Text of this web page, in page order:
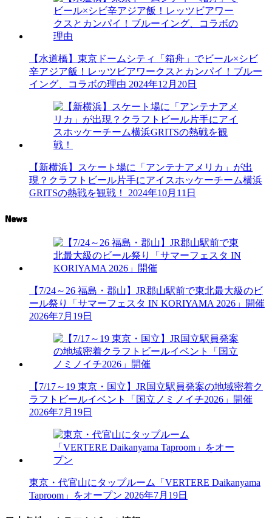
【水道橋】東京ドームシティ「箱舟」でビール×シビ
辛アジア飯！レッツビアワークスとカンパイ！ブルー
イング、コラボの理由 2024年12月20日
【新横浜】スケート場に「アンテナアメリカ」が出
現？クラフトビール片手にアイスホッケーチーム横浜
GRITSの熱戦を観戦！
2024年10月11日
News
【7/24～26 福島・郡山】JR郡山駅前で東北最大級のビ
ール祭り「サマーフェスタ IN KORIYAMA 2026」開催
2026年7月19日
【7/17～19 東京・国立】JR国立駅員発案の地域密着ク
ラフトビールイベント「国立ノミノイチ2026」開催
2026年7月19日
東京・代官山にタップルーム「VERTERE Daikanyama
Taproom」をオープン 2026年7月19日